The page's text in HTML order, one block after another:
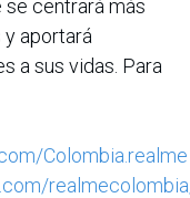
se centrará más
y aportará
a sus vidas. Para
Colombia.realme